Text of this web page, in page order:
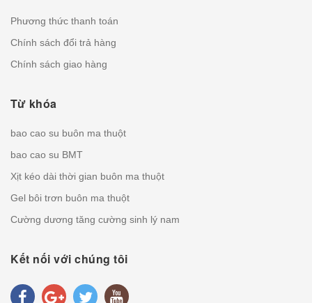
Phương thức thanh toán
Chính sách đổi trả hàng
Chính sách giao hàng
Từ khóa
bao cao su buôn ma thuột
bao cao su BMT
Xịt kéo dài thời gian buôn ma thuột
Gel bôi trơn buôn ma thuột
Cường dương tăng cường sinh lý nam
Kết nối với chúng tôi